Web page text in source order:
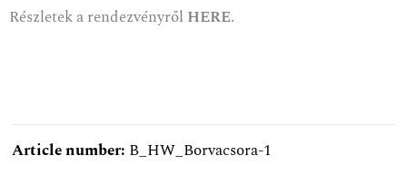
Részletek a rendezvényről HERE.
Article number: B_HW_Borvacsora-1